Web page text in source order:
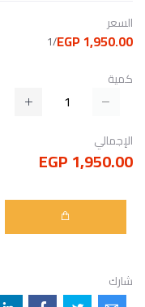
السعر
1,950.00 EGP
/1
كمية
الإجمالي
1,950.00 EGP
شارك